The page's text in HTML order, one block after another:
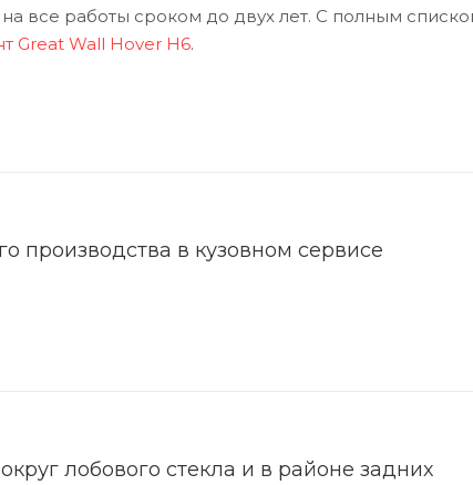
все работы сроком до двух лет. С полным
Great Wall Hover H6.
производства в кузовном сервисе
лобового стекла и в районе задних